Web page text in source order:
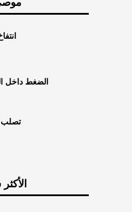
الضغط داخل
تصلب